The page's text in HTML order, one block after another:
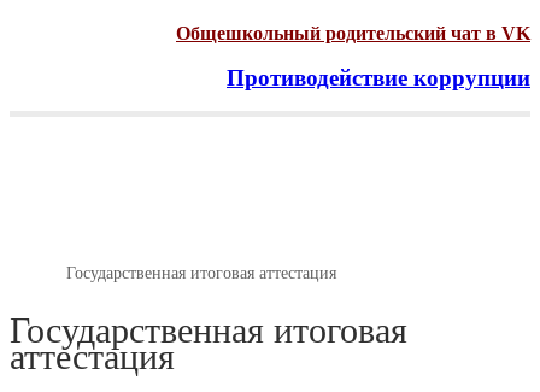
Общешкольный родительский чат в VK
Противодействие коррупции
Государственная итоговая аттестация
Государственная итоговая
аттестация